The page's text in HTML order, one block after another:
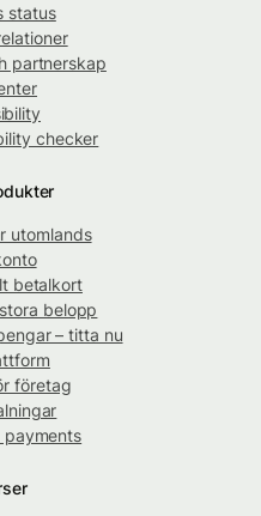
status
partnerskap
checker
utomlands
betalkort
belopp
– titta nu
företag